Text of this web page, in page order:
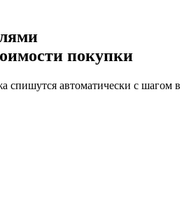
покупки
спишутся автоматически с шагом в